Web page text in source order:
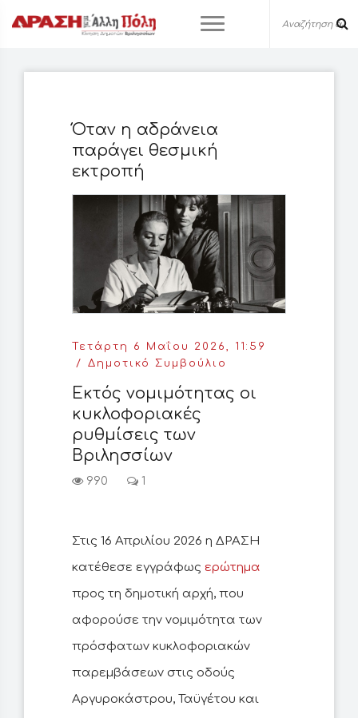
Όταν η αδράνεια
παράγει θεσμική
εκτροπή
Τετάρτη 6 Μαΐου 2026, 11:59
Δημοτικό Συμβούλιο
Εκτός νομιμότητας οι
κυκλοφοριακές
ρυθμίσεις των
Βριλησσίων
990 1
Στις 16 Απριλίου 2026 η ΔΡΑΣΗ
κατέθεσε εγγράφως ερώτημα
προς τη δημοτική αρχή, που
αφορούσε την νομιμότητα των
πρόσφατων κυκλοφοριακών
παρεμβάσεων στις οδούς
Αργυροκάστρου, Ταϋγέτου και